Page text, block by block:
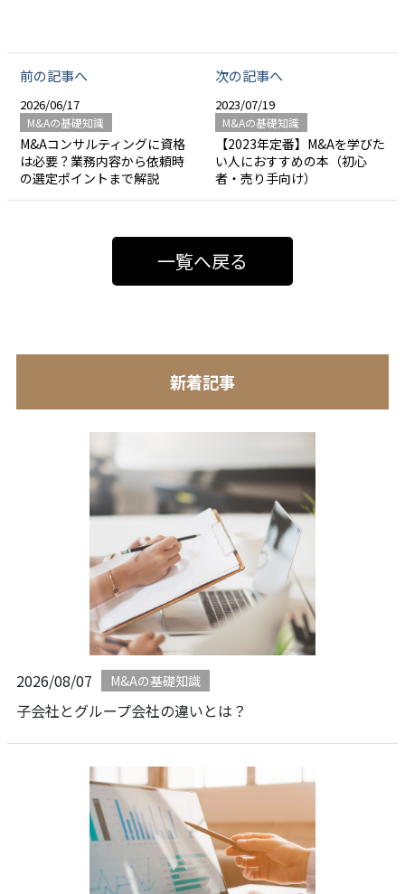
前の記事へ
2026/06/17
M&Aの基礎知識
M&Aコンサルティングに資格
は必要？業務内容から依頼時
の選定ポイントまで解説
次の記事へ
2023/07/19
M&Aの基礎知識
【2023年定番】M&Aを学びた
い人におすすめの本（初心
者・売り手向け）
一覧へ戻る
新着記事
2026/08/07 M&Aの基礎知識
子会社とグループ会社の違いとは？